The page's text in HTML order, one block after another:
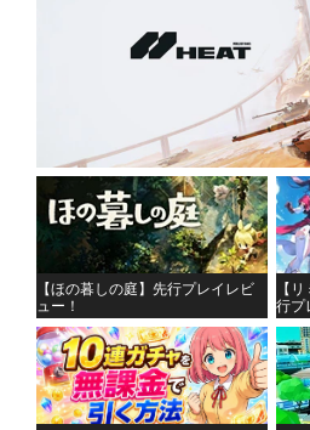
【ほの暮しの庭】先行プレイレビ
ュー！
【
行プ